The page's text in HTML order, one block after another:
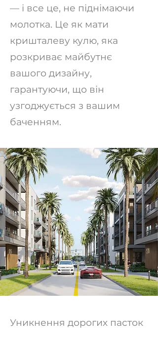
— і все це, не піднімаючи
молотка. Це як мати
кришталеву кулю, яка
розкриває майбутнє
вашого дизайну,
гарантуючи, що він
узгоджується з вашим
баченням.
Уникнення дорогих пасток